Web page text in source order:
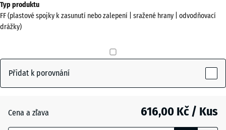
Zobrazit
paletu
béžová(active)
Antracit - 116,00 Kč
Typ produktu
FF (plastové spojky k zasunutí nebo zalepení | sražené hrany | odvodňovací
drážky)
Přidat k porovnání
Cena a zľava 616,00 Kč / Kus